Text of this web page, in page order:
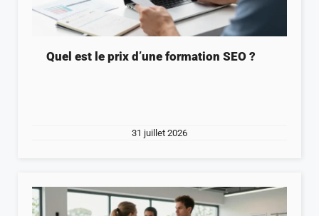
Quel est le prix d’une formation SEO ?
31 juillet 2026